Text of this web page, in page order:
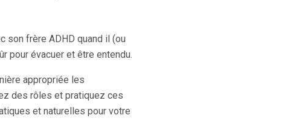
son frère ADHD quand il (ou
pour évacuer et être entendu.
appropriée les
des rôles et pratiquez ces
et naturelles pour votre